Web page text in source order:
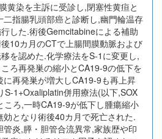
黄染を主訴に受診し,閉塞性黄疸と
指腸乳頭部癌と診断し,幽門輪温存
した.術後Gemcitabineによる補助
10カ月のCTで上腸間膜動脈および
を認めた.化学療法をS-1に変更し,
ろ再発巣の縮小とCA19-9の低下を
再発巣が増大しCA19-9も再上昇
S-1+Oxaliplatin併用療法(以下,SOX
ころ,一時CA19-9が低下し腫瘍縮小
となり術後40カ月で死亡された.
炎,膵・胆管合流異常,家族歴や印